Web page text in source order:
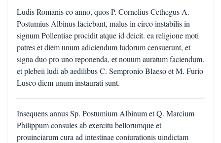
Ludis Romanis eo anno, quos P. Cornelius Cethegus A.
Postumius Albinus faciebant, malus in circo instabilis in
signum Pollentiae procidit atque id deicit. ea religione moti
patres et diem unum adiciendum ludorum censuerunt, et
signa duo pro uno reponenda, et nouum auratum faciendum.
et plebeii ludi ab aedilibus C. Sempronio Blaeso et M. Furio
Lusco diem unum instaurati sunt.
Insequens annus Sp. Postumium Albinum et Q. Marcium
Philippum consules ab exercitu bellorumque et
prouinciarum cura ad intestinae coniurationis uindictam